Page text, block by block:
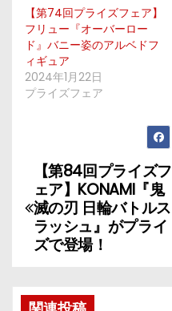
【第74回プライズフェア】
フリュー『オーバーロー
ド』バニー姿のアルベドフ
ィギュア
2024年1月22日
プライズフェア
投
稿
ナ
【第84回プライズフ
ェア】KONAMI『鬼
滅の刃 日輪バトルス
ラッシュ』がプライ
ズで登場！